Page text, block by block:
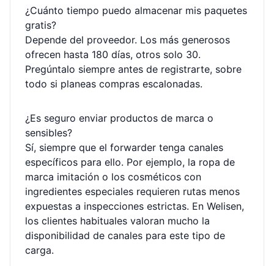
¿Cuánto tiempo puedo almacenar mis paquetes
gratis?
Depende del proveedor. Los más generosos
ofrecen hasta 180 días, otros solo 30.
Pregúntalo siempre antes de registrarte, sobre
todo si planeas compras escalonadas.
¿Es seguro enviar productos de marca o
sensibles?
Sí, siempre que el forwarder tenga canales
específicos para ello. Por ejemplo, la ropa de
marca imitación o los cosméticos con
ingredientes especiales requieren rutas menos
expuestas a inspecciones estrictas. En Welisen,
los clientes habituales valoran mucho la
disponibilidad de canales para este tipo de
carga.